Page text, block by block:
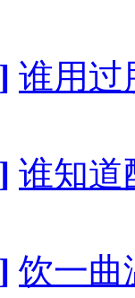
谁用过
谁知道
饮一曲